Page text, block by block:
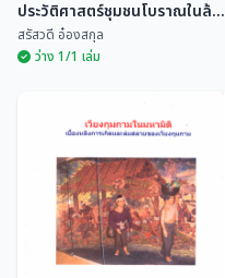
เวียงกุมกาม การศึกษา
ประวัติศาสตร์ชุมชนโบราณ
ในล้านนา
สรัสวดี อ๋องสกุล
ประวัติศาสตร์ชุมชนโบราณในล้าน
นา
สรัสวดี อ๋องสกุล
ว่าง 1/1 เล่ม